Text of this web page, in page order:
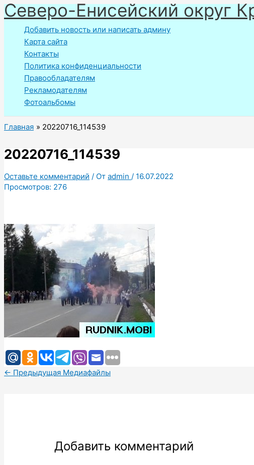
Перейти
к
содержимому
Северо-Енисейский округ
Добавить новость или написать админу
Карта сайта
Контакты
Политика конфиденциальности
Правообладателям
Рекламодателям
Фотоальбомы
Главная 20220716_114539
20220716_114539
Оставьте комментарий / От admin / 16.07.2022
Просмотров: 276
← Предыдущая Медиафайлы
Добавить комментарий